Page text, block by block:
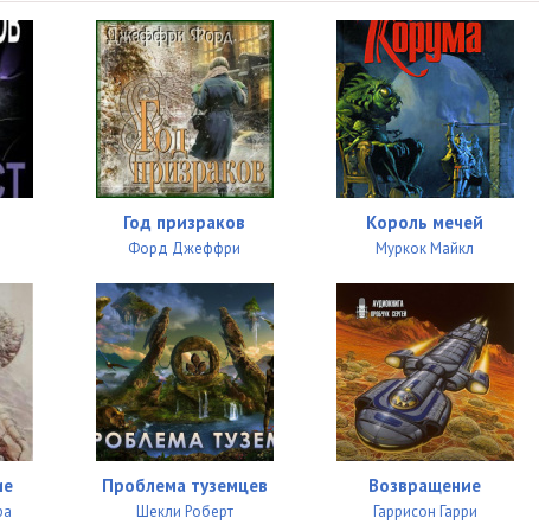
13:24
13:39
09:29
16:18
18:37
10:08
16:28
20:20
14:08
Год призраков
Форд Джеффри
Король мечей
Муркок Майкл
Проблема туземцев
Шекли Роберт
Возвращение
Гаррисон Гарри